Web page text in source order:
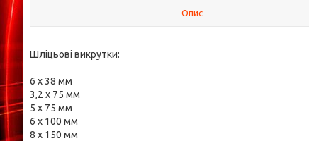
Опис
Шліцьові викрутки:
6 x 38 мм
3,2 x 75 мм
5 x 75 мм
6 x 100 мм
8 x 150 мм